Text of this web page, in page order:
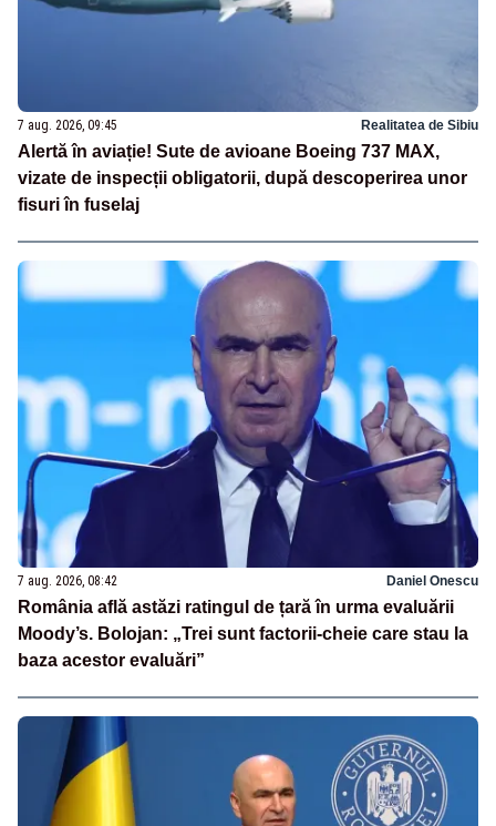
7 aug. 2026, 09:45 Realitatea de Sibiu
Alertă în aviație! Sute de avioane Boeing 737 MAX,
vizate de inspecții obligatorii, după descoperirea unor
fisuri în fuselaj
7 aug. 2026, 08:42 Daniel Onescu
România află astăzi ratingul de țară în urma evaluării
Moody’s. Bolojan: „Trei sunt factorii-cheie care stau la
baza acestor evaluări”